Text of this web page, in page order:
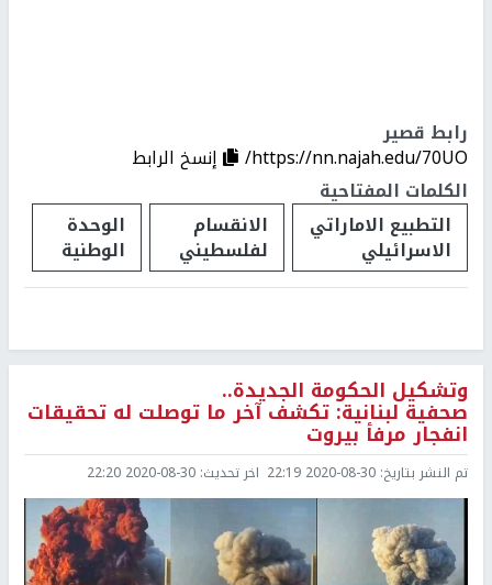
رابط قصير
https://nn.najah.edu/70UO/
إنسخ الرابط
الكلمات المفتاحية
التطبيع الاماراتي
الاسرائيلي
الانقسام
لفلسطيني
الوحدة
الوطنية
وتشكيل الحكومة الجديدة..
صحفية لبنانية: تكشف آخر ما توصلت له تحقيقات
انفجار مرفأ بيروت
تم النشر بتاريخ: 2020-08-30 22:19 اخر تحديث: 2020-08-30 22:20